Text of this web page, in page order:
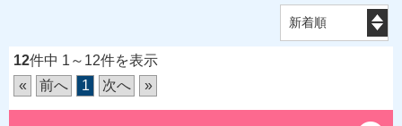
12件中 1～12件を表示
«
前へ 1 次へ »